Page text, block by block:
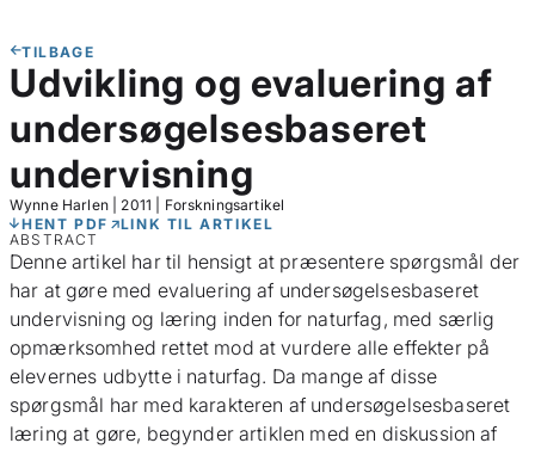
TILBAGE
Udvikling og evaluering af
undersøgelsesbaseret
undervisning
Wynne Harlen| 2011
Forskningsartikel
HENT PDF
LINK TIL ARTIKEL
ABSTRACT
Denne artikel har til hensigt at præsentere spørgsmål der
har at gøre med evaluering af undersøgelsesbaseret
undervisning og læring inden for naturfag, med særlig
opmærksomhed rettet mod at vurdere alle effekter på
elevernes udbytte i naturfag. Da mange af disse
spørgsmål har med karakteren af undersøgelsesbaseret
læring at gøre, begynder artiklen med en diskussion af